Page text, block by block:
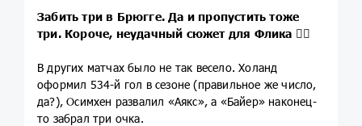
Забить три в Брюгге. Да и пропустить тоже
три. Короче, неудачный сюжет для Флика 🤷‍♂️
В других матчах было не так весело. Холанд
оформил 534-й гол в сезоне (правильное же число,
да?), Осимхен развалил «Аякс», а «Байер» наконец-
то забрал три очка.